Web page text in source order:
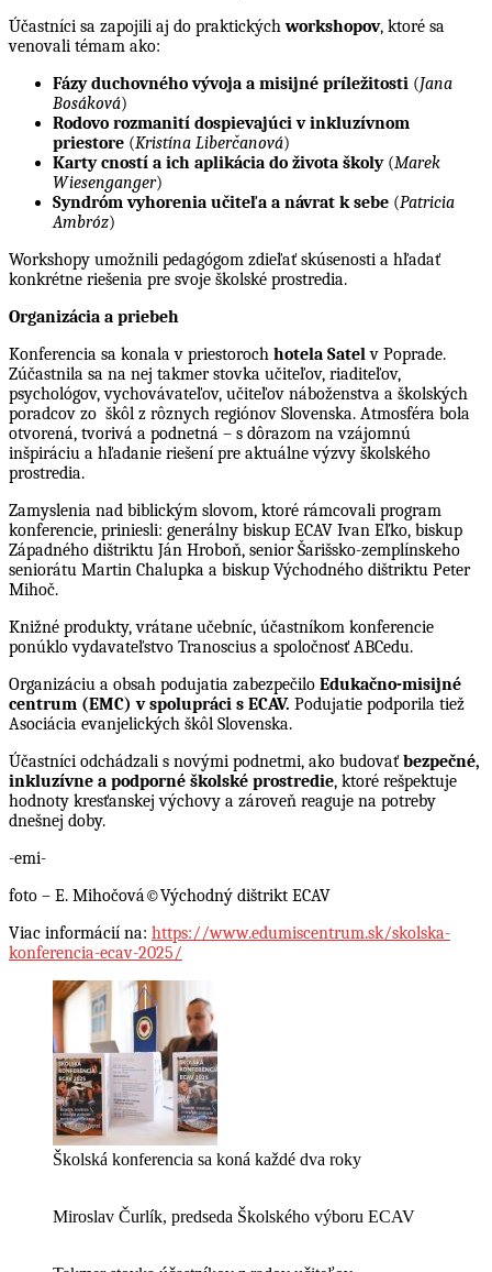
Účastníci sa zapojili aj do praktickýchworkshopov, ktoré sa
venovali témam ako:
Fázy duchovného vývoja a misijné príležitosti (Jana
Bosáková)
Rodovo rozmanití dospievajúci v inkluzívnom
priestore (Kristína Liberčanová)
Karty cností a ich aplikácia do života školy(Marek
Wiesenganger)
Syndróm vyhorenia učiteľa a návrat k sebe (Patricia
Ambróz)
Workshopy umožnili pedagógom zdieľať skúsenosti a hľadať
konkrétne riešenia pre svoje školské prostredia.
Organizácia a priebeh
Konferencia sa konala v priestoroch hotela Satelv Poprade.
Zúčastnila sa na nej takmer stovka učiteľov, riaditeľov,
psychológov, vychovávateľov, učiteľov náboženstva a školských
poradcov zo škôl z rôznych regiónov Slovenska. Atmosféra bola
otvorená, tvorivá a podnetná – s dôrazom na vzájomnú
inšpiráciu a hľadanie riešení pre aktuálne výzvy školského
prostredia.
Zamyslenia nad biblickým slovom, ktoré rámcovali program
konferencie, priniesli: generálny biskup ECAV Ivan Eľko, biskup
Západného dištriktu Ján Hroboň, senior Šarišsko-zemplínskeho
seniorátu Martin Chalupka a biskup Východného dištriktu Peter
Mihoč.
Knižné produkty, vrátane učebníc, účastníkom konferencie
ponúklo vydavateľstvo Tranoscius a spoločnosť ABCedu.
Organizáciu a obsah podujatia zabezpečilo Edukačno-misijné
centrum (EMC) v spolupráci s ECAV. Podujatie podporila tiež
Asociácia evanjelických škôl Slovenska.
Účastníci odchádzali s novými podnetmi, ako budovaťbezpečné,
inkluzívne a podporné školské prostredie, ktoré rešpektuje
hodnoty kresťanskej výchovy a zároveň reaguje na potreby
dnešnej doby.
-emi-
foto – E. Mihočová©Východný dištrikt ECAV
Viac informácií na: https://www.edumiscentrum.sk/skolska-
konferencia-ecav-2025/
Školská konferencia sa koná každé dva roky
Miroslav Čurlík, predseda Školského výboru ECAV